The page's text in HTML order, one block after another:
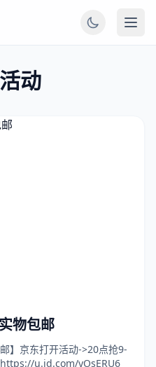
动
物包邮
】京东打开活动->20点抢9-
u.jd.com/yOsERU6